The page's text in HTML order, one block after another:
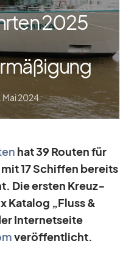
2025
Mai 2024
hat 39 Rou­ten für
17 Schif­fen be­reits
Die ers­ten Kreuz­
Ka­ta­log „Fluss &
In­ter­net­seite
ver­öf­fent­licht.